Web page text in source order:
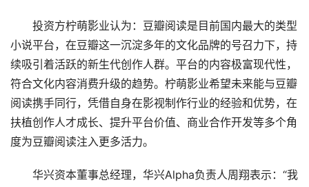
投资方柠萌影业认为：豆瓣阅读是目前国内最大的类型
小说平台，在豆瓣这一沉淀多年的文化品牌的号召力下，持
续吸引着活跃的新生代创作人群。平台的内容极富现代性，
符合文化内容消费升级的趋势。柠萌影业希望未来能与豆瓣
阅读携手同行，凭借自身在影视制作行业的经验和优势，在
扶植创作人才成长、提升平台价值、商业合作开发等多个角
度为豆瓣阅读注入更多活力。
华兴资本董事总经理，华兴Alpha负责人周翔表示：“我